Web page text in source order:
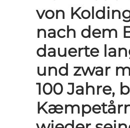
von
nach dem
dauerte
und zwar
100 Jahre,